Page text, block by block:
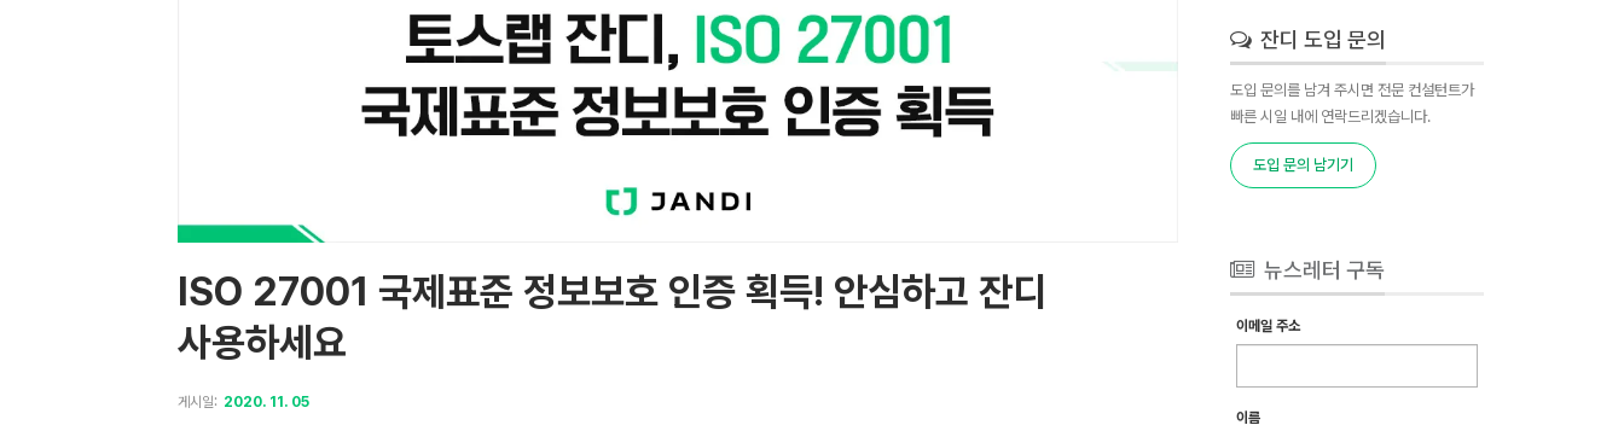
ISO 27001 국제표준 정보보호 인증 획득! 안심하고 잔디
사용하세요
게시일: 2020. 11. 05
잔디 도입 문의
도입 문의를 남겨 주시면 전문 컨설턴트가
빠른 시일 내에 연락드리겠습니다.
도입 문의 남기기
뉴스레터 구독
이메일 주소
이름